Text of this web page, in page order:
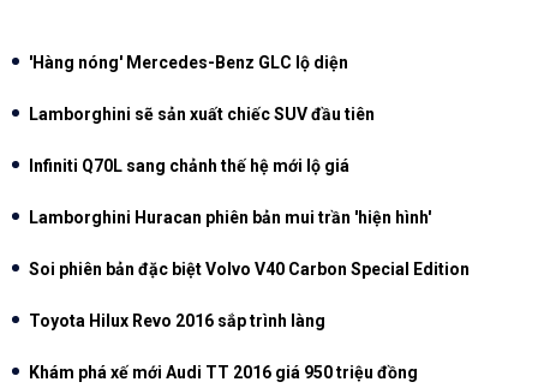
'Hàng nóng' Mercedes-Benz GLC lộ diện
Lamborghini sẽ sản xuất chiếc SUV đầu tiên
Infiniti Q70L sang chảnh thế hệ mới lộ giá
Lamborghini Huracan phiên bản mui trần 'hiện hình'
Soi phiên bản đặc biệt Volvo V40 Carbon Special Edition
Toyota Hilux Revo 2016 sắp trình làng
Khám phá xế mới Audi TT 2016 giá 950 triệu đồng